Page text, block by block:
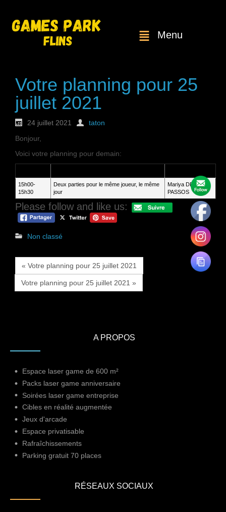
Menu
Votre planning pour 25
juillet 2021
24 juillet 2021
taton
Bonjour,
Voici votre planning pour demain:
15h00-
15h30
Deux parties pour le même joueur, le même
jour
Mariya DE
PASSOS
Please follow and like us:
Non classé
« Votre planning pour 25 juillet 2021
Votre planning pour 25 juillet 2021 »
A PROPOS
Espace laser game de 600 m²
Packs laser game anniversaire
Soirées laser game entreprise
Cibles en réalité augmentée
Jeux d'arcade
Espace privatisable
Rafraîchissements
Parking gratuit 70 places
RÉSEAUX SOCIAUX